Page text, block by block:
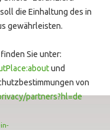
die Einhaltung des in
gewährleisten.
Sie unter:
und
von
partners?hl=de